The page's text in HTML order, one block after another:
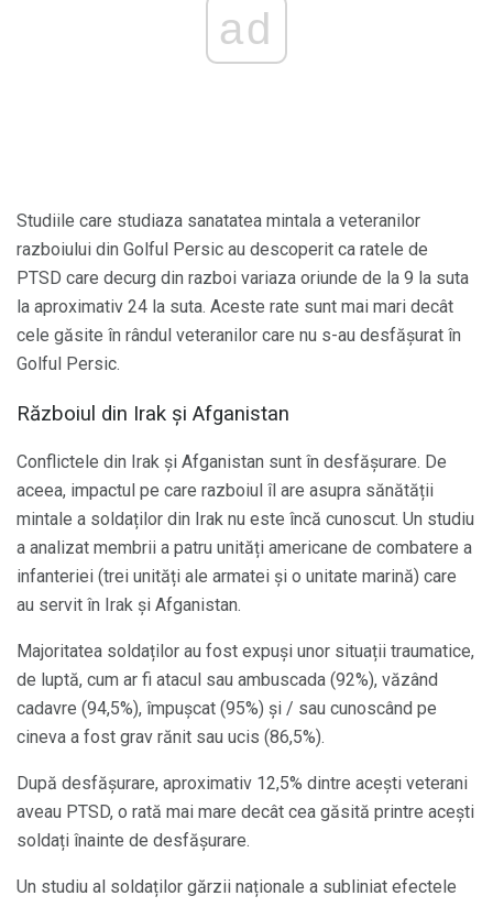
ad
Studiile care studiaza sanatatea mintala a veteranilor
razboiului din Golful Persic au descoperit ca ratele de
PTSD care decurg din razboi variaza oriunde de la 9 la suta
la aproximativ 24 la suta. Aceste rate sunt mai mari decât
cele găsite în rândul veteranilor care nu s-au desfășurat în
Golful Persic.
Războiul din Irak și Afganistan
Conflictele din Irak și Afganistan sunt în desfășurare. De
aceea, impactul pe care razboiul îl are asupra sănătății
mintale a soldaților din Irak nu este încă cunoscut. Un studiu
a analizat membrii a patru unități americane de combatere a
infanteriei (trei unități ale armatei și o unitate marină) care
au servit în Irak și Afganistan.
Majoritatea soldaților au fost expuși unor situații traumatice,
de luptă, cum ar fi atacul sau ambuscada (92%), văzând
cadavre (94,5%), împușcat (95%) și / sau cunoscând pe
cineva a fost grav rănit sau ucis (86,5%).
După desfășurare, aproximativ 12,5% dintre acești veterani
aveau PTSD, o rată mai mare decât cea găsită printre acești
soldați înainte de desfășurare.
Un studiu al soldaților gărzii naționale a subliniat efectele